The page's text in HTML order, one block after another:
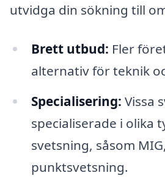
utvidga din sökning till
Brett utbud: Fler
alternativ för teknik
Specialisering: Vissa
specialiserade i olika
svetsning, såsom
punktsvetsning.